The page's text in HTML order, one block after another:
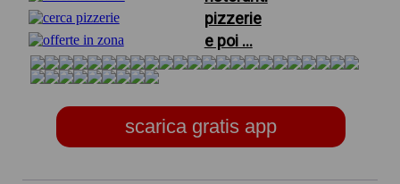
pizzerie
e poi ...
scarica gratis app